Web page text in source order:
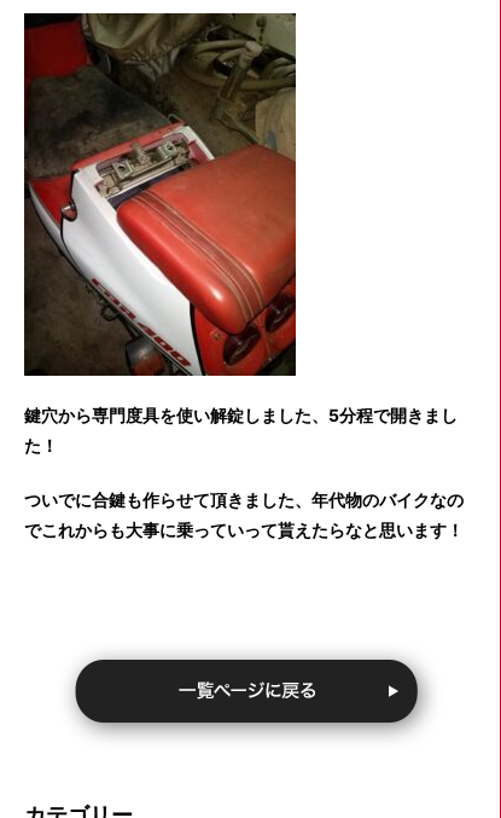
鍵穴から専門度具を使い解錠しました、5分程で開きまし
た！
ついでに合鍵も作らせて頂きました、年代物のバイクなの
でこれからも大事に乗っていって貰えたらなと思います！